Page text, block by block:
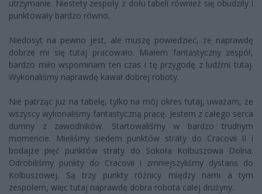
utrzymanie. Niestety zespoły z dołu tabeli również się obudziły i
punktowały bardzo równo.
Niedosyt na pewno jest, ale muszę powiedzieć, że naprawdę
dobrze mi się tutaj pracowało. Miałem fantastyczny zespół,
bardzo miło wspominam ten czas i tę przygodę z ludźmi tutaj.
Wykonaliśmy naprawdę kawał dobrej roboty.
Nie patrząc już na tabelę, tylko na mój okres tutaj, uważam, że
wszyscy wykonaliśmy fantastyczną pracę. Jestem z całego serca
dumny z zawodników. Startowaliśmy w bardzo trudnym
momencie. Mieliśmy siedem punktów straty do Cracovii II i
bodajże pięć punktów straty do Sokoła Kolbuszowa Dolna.
Odrobiliśmy punkty do Cracovii i zmniejszyliśmy dystans do
Kolbuszowej. Są trzy punkty różnicy między nami a tym
zespołem, więc tutaj naprawdę dobra robota całej drużyny.